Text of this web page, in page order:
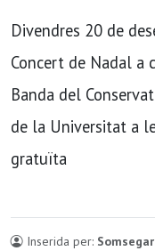
Divendres 20 de
Concert de Nadal a
Banda del
de la Universitat a
gratuïta
Inserida per: